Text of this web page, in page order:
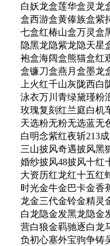
白妖龙盒莲华盒灵龙
盒西游盒黄傣族盒紫
七盒红椿山盒万灵盒
隐黑龙隐紫龙隐天星
袍盒海阔盒熊猫盒红
盒镰刀盒燕月盒墨龙
上火红千山灰陇西
泳衣万川青绿黛瑾粉
玫瑰复刻红兰庭白机
天选粉无粉无选蓝无
白明念紫红夜斩213
三山披风奇遇披风黑
婚纱披风48披风十红
大资历红龙红十五红
时光金牛金巴卡金香
龙金三代金铃金精灵
白龙隐金发黑龙隐金
营白狼金羁驰逐白龙
负初心塞外宝驹争铸